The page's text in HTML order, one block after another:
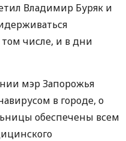
Владимир Буряк и
числе, и в дни
мэр Запорожья
в городе, о
обеспечены всем